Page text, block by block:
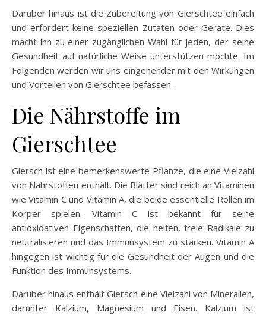
Darüber hinaus ist die Zubereitung von Gierschtee einfach
und erfordert keine speziellen Zutaten oder Geräte. Dies
macht ihn zu einer zugänglichen Wahl für jeden, der seine
Gesundheit auf natürliche Weise unterstützen möchte. Im
Folgenden werden wir uns eingehender mit den Wirkungen
und Vorteilen von Gierschtee befassen.
Die Nährstoffe im
Gierschtee
Giersch ist eine bemerkenswerte Pflanze, die eine Vielzahl
von Nährstoffen enthält. Die Blätter sind reich an Vitaminen
wie Vitamin C und Vitamin A, die beide essentielle Rollen im
Körper spielen. Vitamin C ist bekannt für seine
antioxidativen Eigenschaften, die helfen, freie Radikale zu
neutralisieren und das Immunsystem zu stärken. Vitamin A
hingegen ist wichtig für die Gesundheit der Augen und die
Funktion des Immunsystems.
Darüber hinaus enthält Giersch eine Vielzahl von Mineralien,
darunter Kalzium, Magnesium und Eisen. Kalzium ist